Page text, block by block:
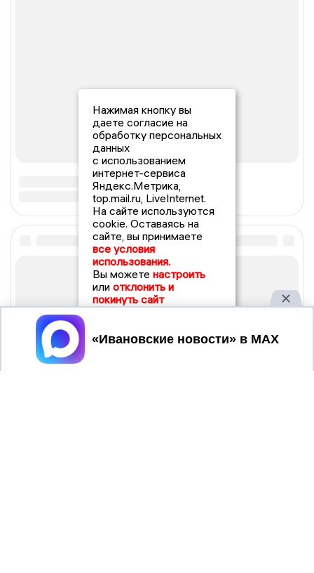
Нажимая кнопку вы
даете согласие на
обработку персональных
данных
с использованием
интернет-сервиса
Яндекс.Метрика,
top.mail.ru, LiveInternet.
На сайте используются
cookie. Оставаясь на
сайте, вы принимаете
все условия
использования.
Вы можете настроить
или отклонить и
покинуть сайт
Принять